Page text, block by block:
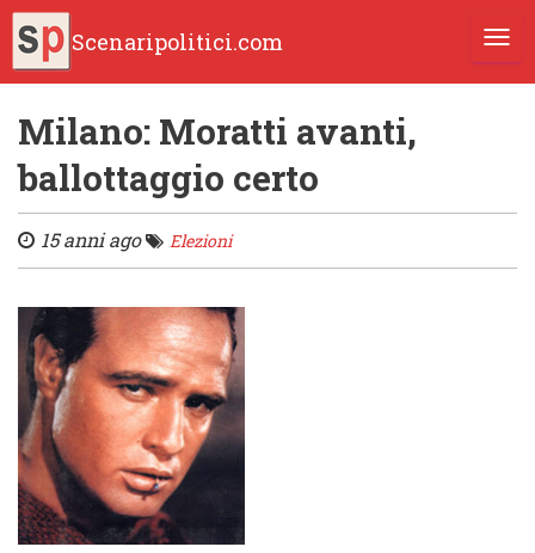
Scenaripolitici.com
Milano: Moratti avanti,
ballottaggio certo
15 anni ago Elezioni